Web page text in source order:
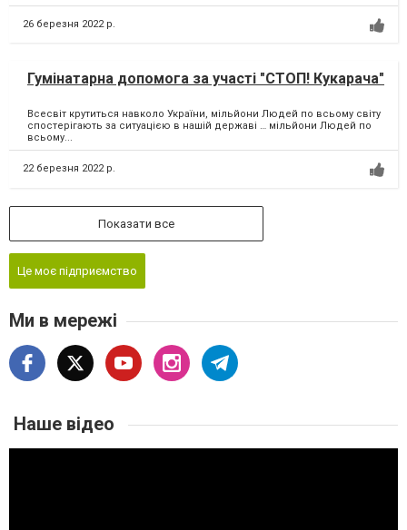
26 березня 2022 р.
Гумінатарна допомога за участі "СТОП! Кукарача"
Всесвіт крутиться навколо України, мільйони Людей по всьому світу
спостерігають за ситуацією в нашій державі … мільйони Людей по
всьому...
22 березня 2022 р.
Показати все
Це моє підприємство
Ми в мережі
Наше відео